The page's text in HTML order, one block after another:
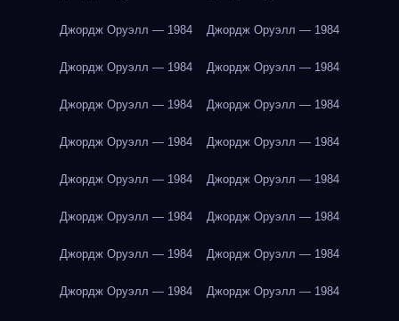
Джордж Оруэлл — 1984 Джордж Оруэлл — 1984
Джордж Оруэлл — 1984 Джордж Оруэлл — 1984
Джордж Оруэлл — 1984 Джордж Оруэлл — 1984
Джордж Оруэлл — 1984 Джордж Оруэлл — 1984
Джордж Оруэлл — 1984 Джордж Оруэлл — 1984
Джордж Оруэлл — 1984 Джордж Оруэлл — 1984
Джордж Оруэлл — 1984 Джордж Оруэлл — 1984
Джордж Оруэлл — 1984 Джордж Оруэлл — 1984